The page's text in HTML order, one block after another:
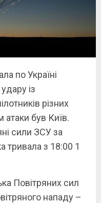
по Україні
із
різних
був Київ.
сили ЗСУ за
тривала з 18:00 1
Повітряних сил
нападу –